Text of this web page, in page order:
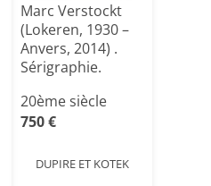
Marc Verstockt
(Lokeren, 1930 –
Anvers, 2014) .
Sérigraphie.
20ème siècle
750 €
DUPIRE ET KOTEK